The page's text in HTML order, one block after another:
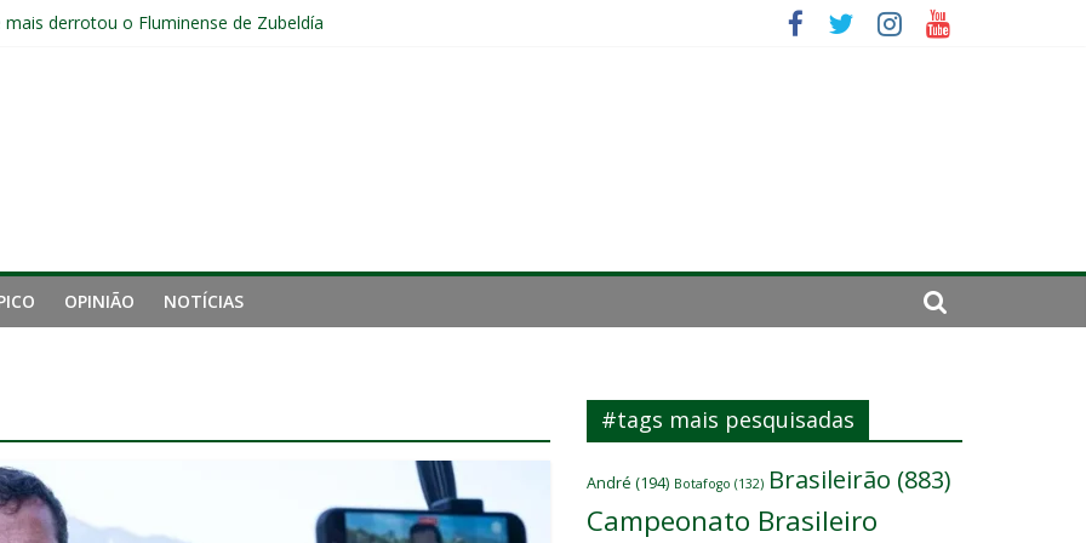
derrotou o Fluminense de Zubeldía
vencer após eliminação para o Vasco
do Fluminense não debate saída de Zubeldía após eliminação
OPINIÃO NOTÍCIAS
#tags mais pesquisadas
André (194) Botafogo (132) Brasileirão (883)
Campeonato Brasileiro